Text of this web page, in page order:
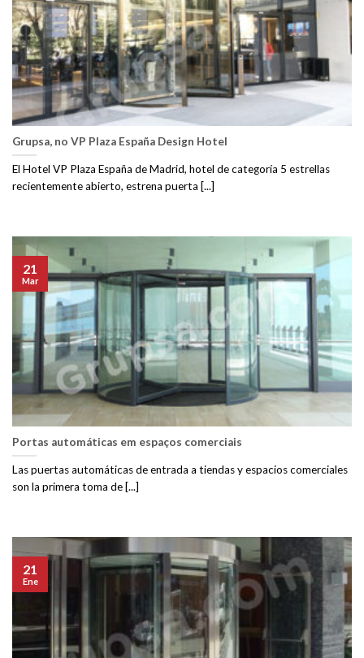
Grupsa, no VP Plaza España Design Hotel
El Hotel VP Plaza España de Madrid, hotel de categoría 5 estrellas
recientemente abierto, estrena puerta [...]
Portas automáticas em espaços comerciais
Las puertas automáticas de entrada a tiendas y espacios comerciales
son la primera toma de [...]
21
Mar
21
Ene